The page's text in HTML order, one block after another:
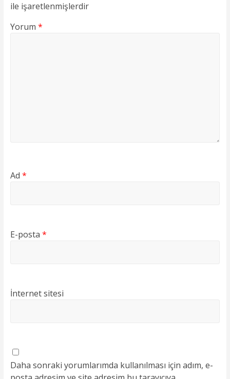
ile işaretlenmişlerdir
Yorum *
Ad *
E-posta *
İnternet sitesi
Daha sonraki yorumlarımda kullanılması için adım, e-